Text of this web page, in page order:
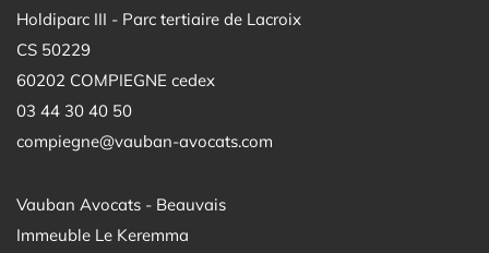
Holdiparc III - Parc tertiaire de Lacroix
CS 50229
60202 COMPIEGNE cedex
03 44 30 40 50
compiegne@vauban-avocats.com
Vauban Avocats - Beauvais
Immeuble Le Keremma